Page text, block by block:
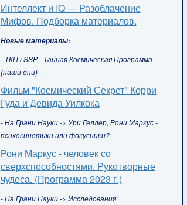
Интеллект и IQ — Разоблачение
Мифов. Подборка материалов.
Новые материалы:
- ТКП / SSP - Тайная Космическая Программа
(наши дни)
Фильм "Космический Секрет" Корри
Гуда и Девида Уилкока
- На Грани Науки -> Ури Геллер, Рони Маркус -
психокинетики или фокусники?
Рони Маркус - человек со
сверхспособностями. Рукотворные
чудеса. (Программа 2023 г.)
- На Грани Науки -> Исследования